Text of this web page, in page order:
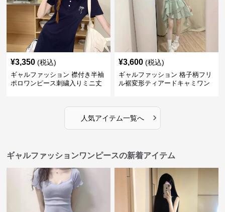
¥3,350 (税込)
ギャルファッション 襟付き半袖
ポロワンピース刺繍入りミニ丈
¥3,600 (税込)
ギャルファッション 格子柄フリ
ル裾変形ティアードキャミワン
人気アイテム一覧へ ›
ギャルファッションワンピースの新着アイテム